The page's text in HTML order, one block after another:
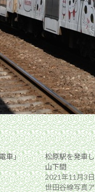
車」
松原駅を発車
山下間
2021年11月3日
世田谷線写真